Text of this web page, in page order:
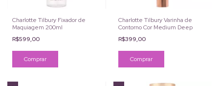
Charlotte Tilbury Fixador de
Maquiagem 200ml
R$599,00
Charlotte Tilbury Varinha de
Contorno Cor Medium Deep
R$399,00